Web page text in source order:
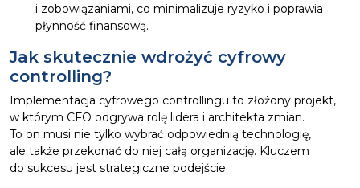
i zobowiązaniami, co minimalizuje ryzyko i poprawia
płynność finansową.
Jak skutecznie wdrożyć cyfrowy
controlling?
Implementacja cyfrowego controllingu to złożony projekt,
w którym CFO odgrywa rolę lidera i architekta zmian.
To on musi nie tylko wybrać odpowiednią technologię,
ale także przekonać do niej całą organizację. Kluczem
do sukcesu jest strategiczne podejście.